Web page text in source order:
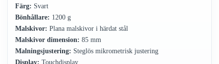
Färg: Svart
Bönhållare: 1200 g
Malskivor: Plana malskivor i härdat stål
Malskivor dimension: 85 mm
Malningsjustering: Steglös mikrometrisk justering
Display: Touchdisplay